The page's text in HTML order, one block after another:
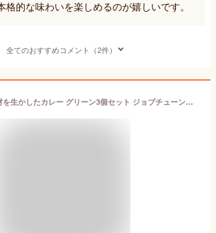
格的な味わいを楽しめるのが嬉しいです。
全てのおすすめコメント（2件）
【無印】素材を生かしたカレー グリーン3個セット ジョブチューンで紹介